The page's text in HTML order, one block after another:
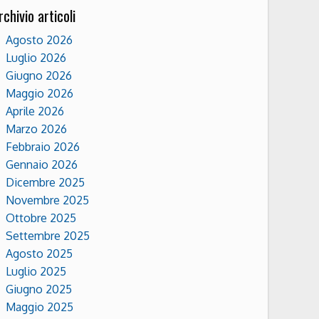
articoli
Agosto 2026
Luglio 2026
Giugno 2026
Maggio 2026
Aprile 2026
Marzo 2026
Febbraio 2026
Gennaio 2026
Dicembre 2025
Novembre 2025
Ottobre 2025
Settembre 2025
Agosto 2025
Luglio 2025
Giugno 2025
Maggio 2025